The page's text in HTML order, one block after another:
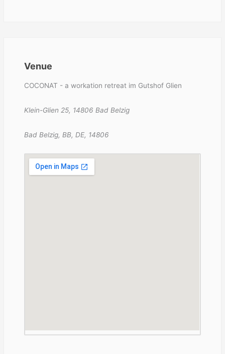
Venue
COCONAT - a workation retreat im Gutshof Glien
Klein-Glien 25, 14806 Bad Belzig
Bad Belzig, BB, DE, 14806